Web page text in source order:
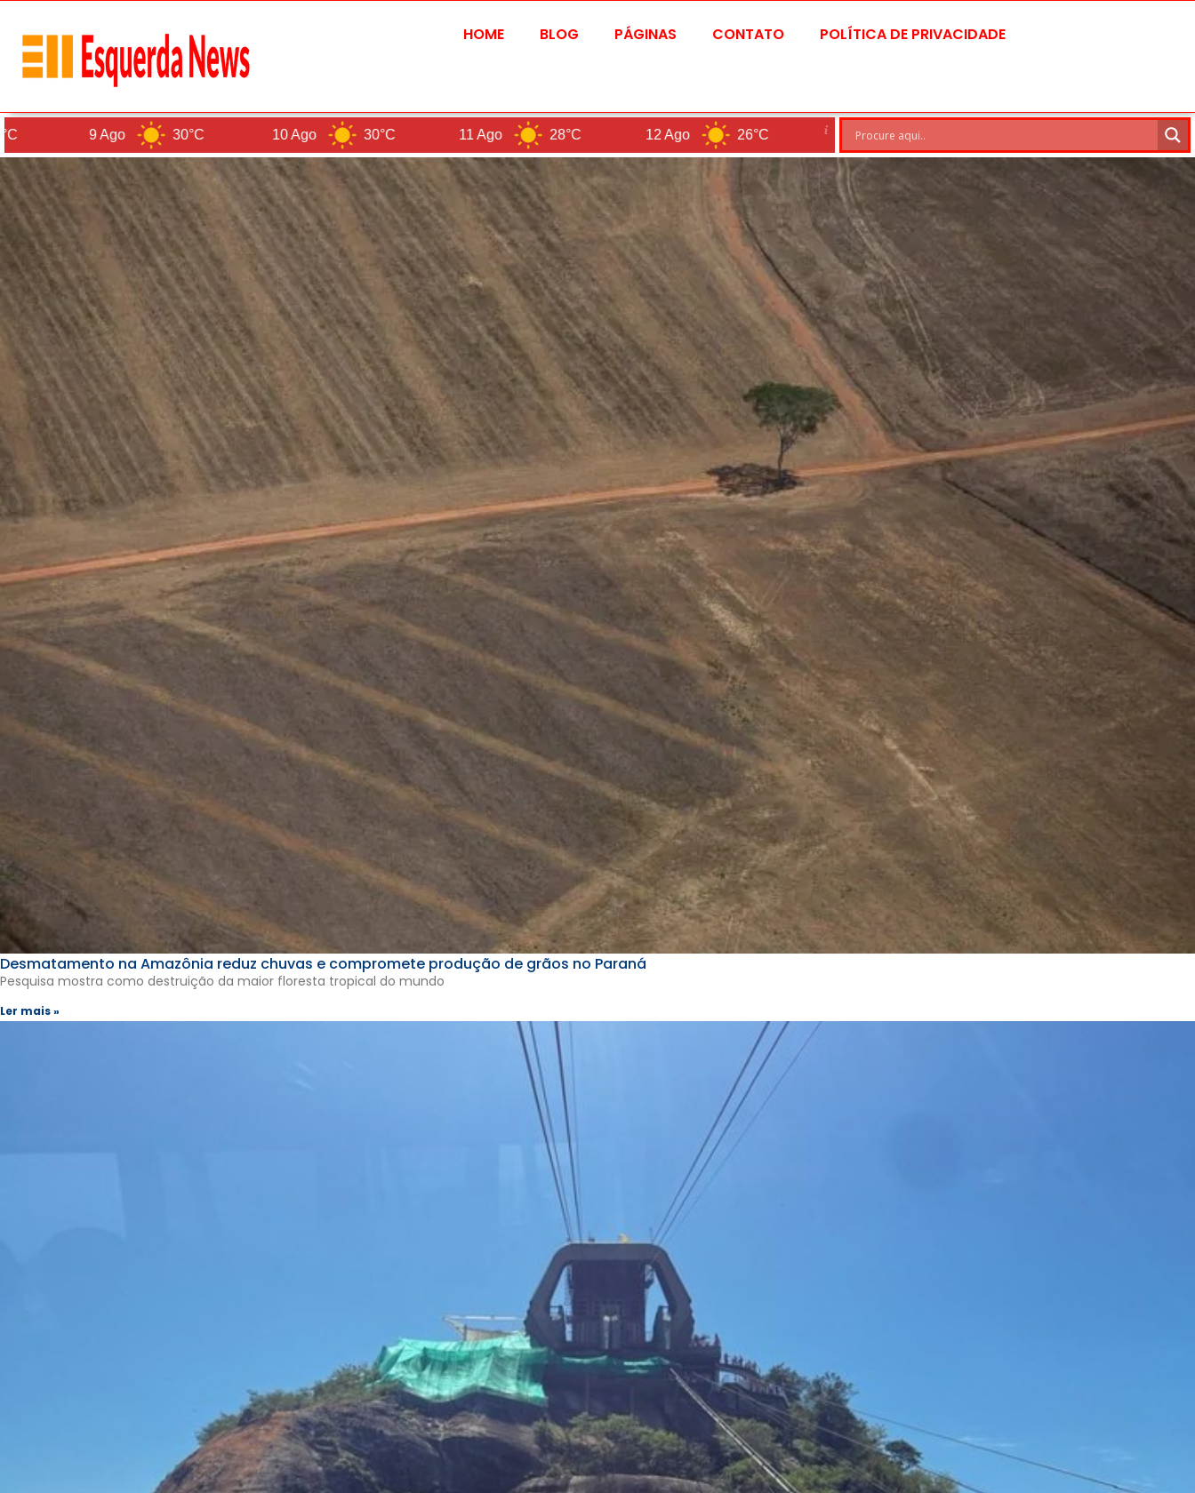
HOME BLOG PÁGINAS CONTATO POLÍTICA DE PRIVACIDADE
10 Ago 11 Ago 12 Ago Brasilia 6 Ago 30°C
Desmatamento na Amazônia reduz chuvas e compromete produção de grãos no Paraná
Pesquisa mostra como destruição da maior floresta tropical do mundo
Ler mais »